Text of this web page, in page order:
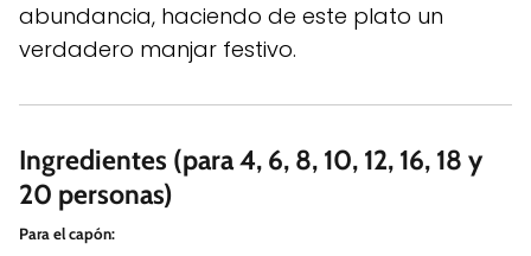
abundancia, haciendo de este plato un
verdadero manjar festivo.
Ingredientes (para 4, 6, 8, 10, 12, 16, 18 y
20 personas)
Para el capón: